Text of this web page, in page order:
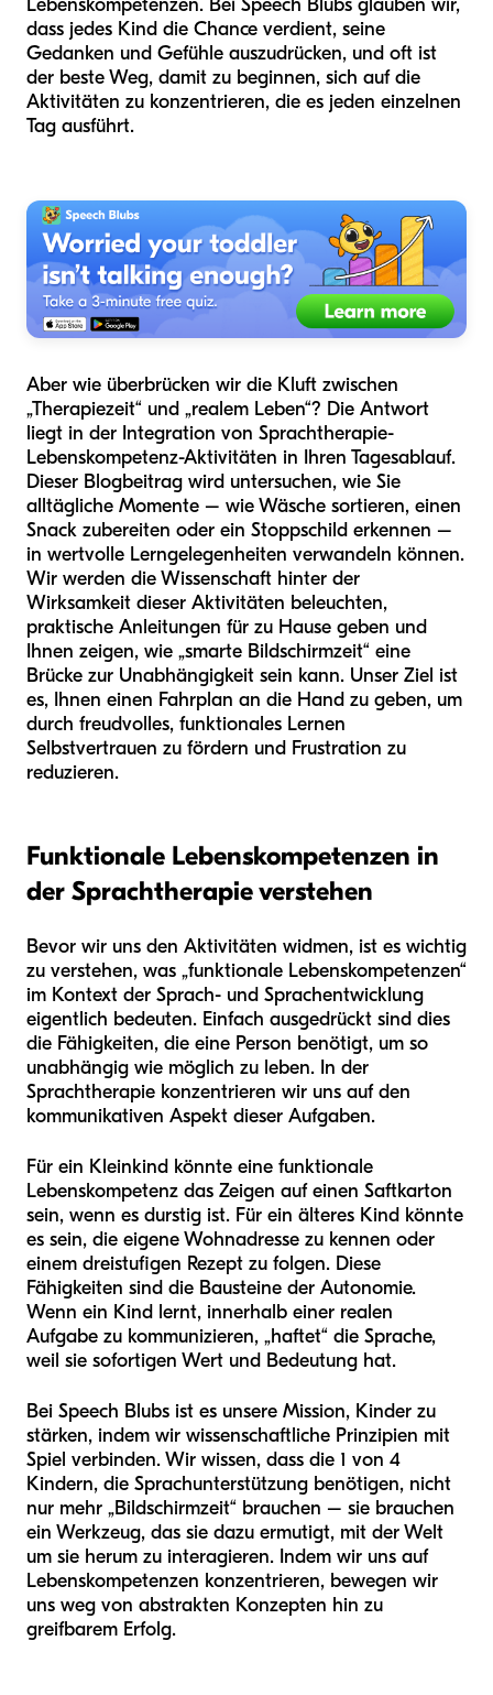
dass jedes Kind die Chance verdient, seine
Gedanken und Gefühle auszudrücken, und oft ist
der beste Weg, damit zu beginnen, sich auf die
Aktivitäten zu konzentrieren, die es jeden einzelnen
Tag ausführt.
Aber wie überbrücken wir die Kluft zwischen
„Therapiezeit“ und „realem Leben“? Die Antwort
liegt in der Integration von Sprachtherapie-
Lebenskompetenz-Aktivitäten in Ihren Tagesablauf.
Dieser Blogbeitrag wird untersuchen, wie Sie
alltägliche Momente – wie Wäsche sortieren, einen
Snack zubereiten oder ein Stoppschild erkennen –
in wertvolle Lerngelegenheiten verwandeln können.
Wir werden die Wissenschaft hinter der
Wirksamkeit dieser Aktivitäten beleuchten,
praktische Anleitungen für zu Hause geben und
Ihnen zeigen, wie „smarte Bildschirmzeit“ eine
Brücke zur Unabhängigkeit sein kann. Unser Ziel ist
es, Ihnen einen Fahrplan an die Hand zu geben, um
durch freudvolles, funktionales Lernen
Selbstvertrauen zu fördern und Frustration zu
reduzieren.
Funktionale Lebenskompetenzen in
der Sprachtherapie verstehen
Bevor wir uns den Aktivitäten widmen, ist es wichtig
zu verstehen, was „funktionale Lebenskompetenzen“
im Kontext der Sprach- und Sprachentwicklung
eigentlich bedeuten. Einfach ausgedrückt sind dies
die Fähigkeiten, die eine Person benötigt, um so
unabhängig wie möglich zu leben. In der
Sprachtherapie konzentrieren wir uns auf den
kommunikativen Aspekt dieser Aufgaben.
Für ein Kleinkind könnte eine funktionale
Lebenskompetenz das Zeigen auf einen Saftkarton
sein, wenn es durstig ist. Für ein älteres Kind könnte
es sein, die eigene Wohnadresse zu kennen oder
einem dreistufigen Rezept zu folgen. Diese
Fähigkeiten sind die Bausteine der Autonomie.
Wenn ein Kind lernt, innerhalb einer realen
Aufgabe zu kommunizieren, „haftet“ die Sprache,
weil sie sofortigen Wert und Bedeutung hat.
Bei Speech Blubs ist es unsere Mission, Kinder zu
stärken, indem wir wissenschaftliche Prinzipien mit
Spiel verbinden. Wir wissen, dass die 1 von 4
Kindern, die Sprachunterstützung benötigen, nicht
nur mehr „Bildschirmzeit“ brauchen – sie brauchen
ein Werkzeug, das sie dazu ermutigt, mit der Welt
um sie herum zu interagieren. Indem wir uns auf
Lebenskompetenzen konzentrieren, bewegen wir
uns weg von abstrakten Konzepten hin zu
greifbarem Erfolg.